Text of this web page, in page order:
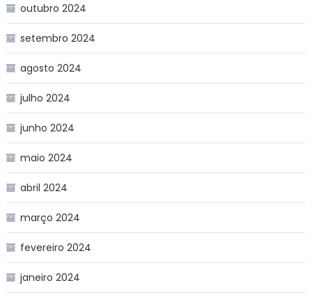
outubro 2024
setembro 2024
agosto 2024
julho 2024
junho 2024
maio 2024
abril 2024
março 2024
fevereiro 2024
janeiro 2024